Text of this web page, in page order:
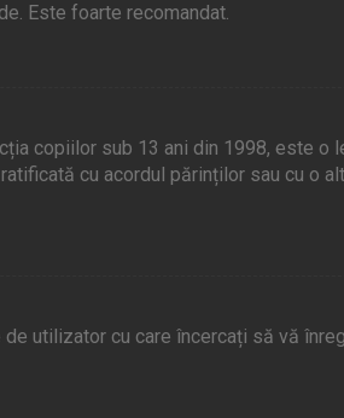
Este foarte recomandat.
copiilor sub 13 ani din 1998, este
cu acordul părinților sau cu o
utilizator cu care încercați să vă